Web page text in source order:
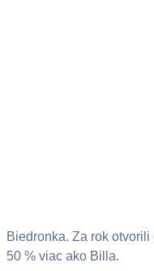
Biedronka. Za rok
50 % viac ako Billa.